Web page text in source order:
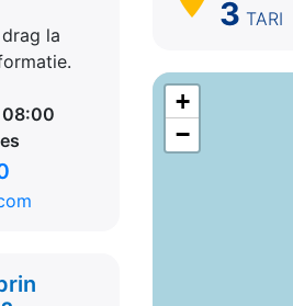
la
08:00
3 TARI
+
−